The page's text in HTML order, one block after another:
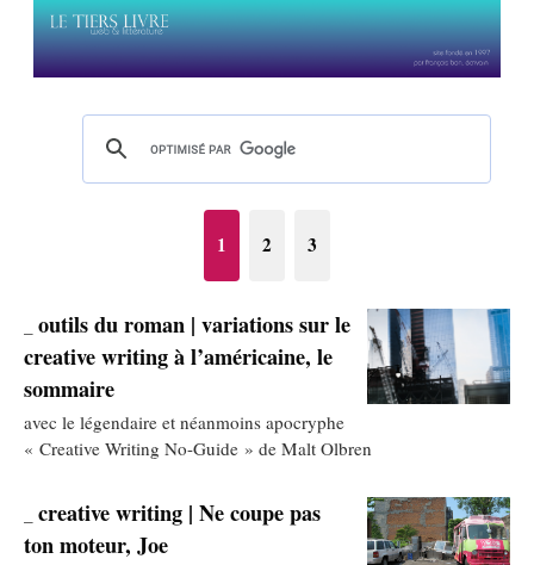
1 2 3
outils du roman | variations sur le
creative writing à l’américaine, le
sommaire
avec le légendaire et néanmoins apocryphe
« Creative Writing No-Guide » de Malt Olbren
creative writing | Ne coupe pas
ton moteur, Joe